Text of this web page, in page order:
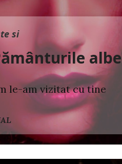
si
albe
le-am vizitat cu tine